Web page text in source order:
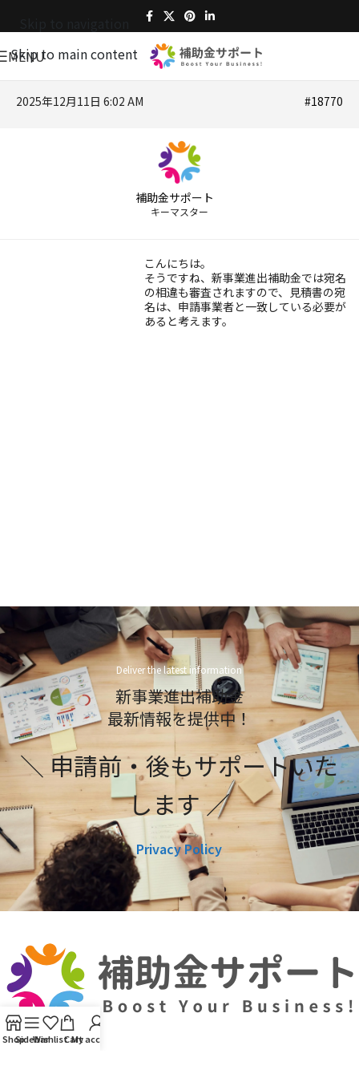
Skip to main content
MENU
2025年12月11日 6:02 AM #18770
補助金サポート
キーマスター
こんにちは。
そうですね、新事業進出補助金では宛名
の相違も審査されますので、見積書の宛
名は、申請事業者と一致している必要が
あると考えます。
Deliver the latest information
新事業進出補助金
最新情報を提供中！
＼ 申請前・後もサポートいた
します ／
Privacy Policy
ShopSidebarWishlistCart
My account